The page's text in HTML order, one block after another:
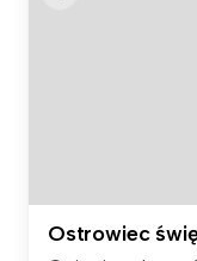
Ostrowiec